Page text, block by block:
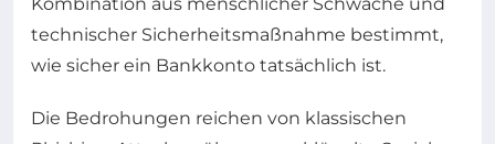
Kombination aus menschlicher Schwäche und
technischer Sicherheitsmaßnahme bestimmt,
wie sicher ein Bankkonto tatsächlich ist.
Die Bedrohungen reichen von klassischen